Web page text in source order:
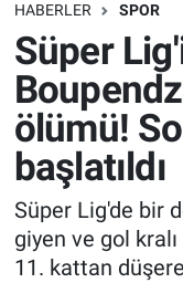
HABERLER SPOR
Süper
ölümü!
başlatıldı
Süper Lig'de bir
giyen ve gol
11. kattan
Bilim turu
Bilim ve
Doğa
Dünya
Ege Saati
Dünya
Teknoloji
Sağlık
Spor
Yayın Akışı
Trafik Durumu
Süper Lig
Tüm Manşetler
Son Dakika
Haber Arşivi